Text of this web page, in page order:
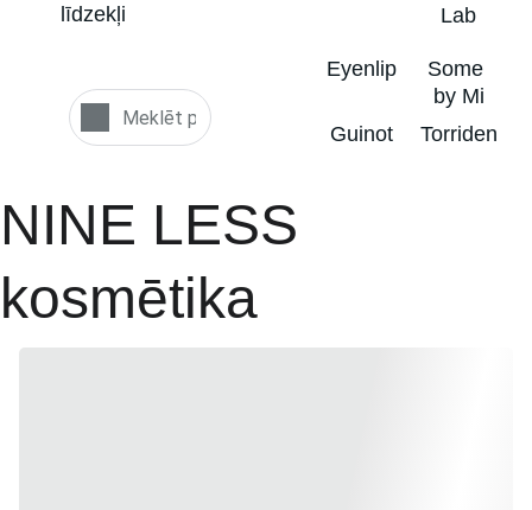
Guinot
Some
by Mi
Lab
Torriden
līdzekļi
Eyenlip
NINE LESS
kosmētika